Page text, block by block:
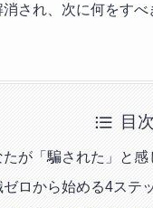
され、次に何をすべ
目次
が「騙された」と
ゼロから始める4ステ